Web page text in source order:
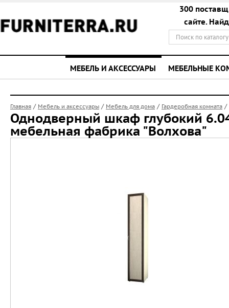
300
сайте.
МЕБЕЛЬ И АКСЕССУАРЫ МЕБЕЛЬНЫЕ
Главная / Мебель и аксессуары / Мебель для дома / Гардеробная комната /
Однодверный шкаф глубокий
мебельная фабрика "Волхова"